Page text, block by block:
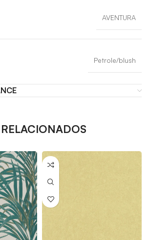
AVENTURA
Petrole/blush